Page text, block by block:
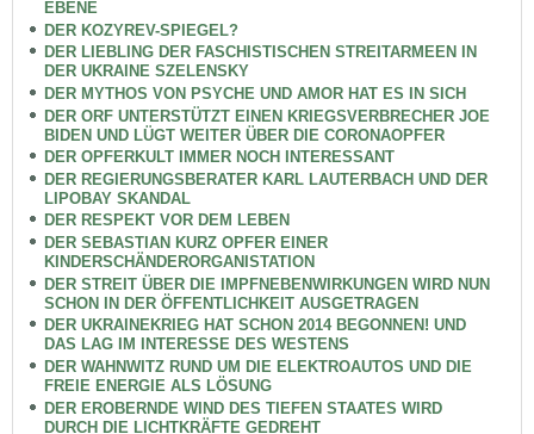
EBENE
DER KOZYREV-SPIEGEL?
DER LIEBLING DER FASCHISTISCHEN STREITARMEEN IN
DER UKRAINE SZELENSKY
DER MYTHOS VON PSYCHE UND AMOR HAT ES IN SICH
DER ORF UNTERSTÜTZT EINEN KRIEGSVERBRECHER JOE
BIDEN UND LÜGT WEITER ÜBER DIE CORONAOPFER
DER OPFERKULT IMMER NOCH INTERESSANT
DER REGIERUNGSBERATER KARL LAUTERBACH UND DER
LIPOBAY SKANDAL
DER RESPEKT VOR DEM LEBEN
DER SEBASTIAN KURZ OPFER EINER
KINDERSCHÄNDERORGANISTATION
DER STREIT ÜBER DIE IMPFNEBENWIRKUNGEN WIRD NUN
SCHON IN DER ÖFFENTLICHKEIT AUSGETRAGEN
DER UKRAINEKRIEG HAT SCHON 2014 BEGONNEN! UND
DAS LAG IM INTERESSE DES WESTENS
DER WAHNWITZ RUND UM DIE ELEKTROAUTOS UND DIE
FREIE ENERGIE ALS LÖSUNG
DER EROBERNDE WIND DES TIEFEN STAATES WIRD
DURCH DIE LICHTKRÄFTE GEDREHT